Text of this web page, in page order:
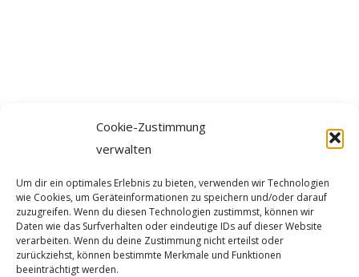
Cookie-Zustimmung
verwalten
Um dir ein optimales Erlebnis zu bieten, verwenden wir Technologien
wie Cookies, um Geräteinformationen zu speichern und/oder darauf
zuzugreifen. Wenn du diesen Technologien zustimmst, können wir
Daten wie das Surfverhalten oder eindeutige IDs auf dieser Website
verarbeiten. Wenn du deine Zustimmung nicht erteilst oder
zurückziehst, können bestimmte Merkmale und Funktionen
beeinträchtigt werden.